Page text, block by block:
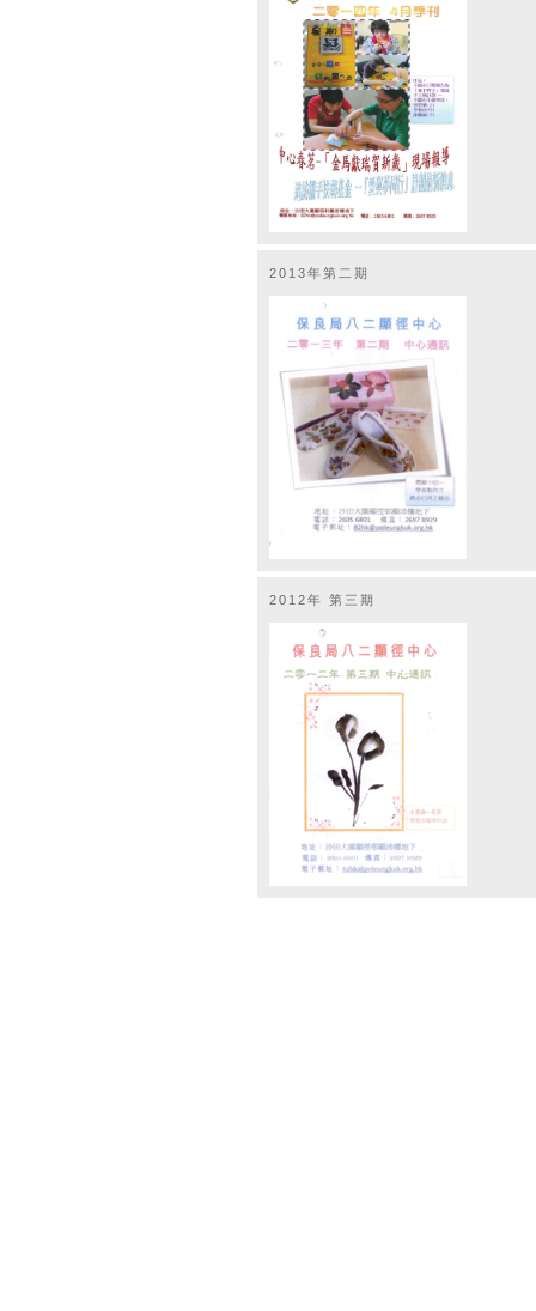
2013年第二期
2012年 第三期